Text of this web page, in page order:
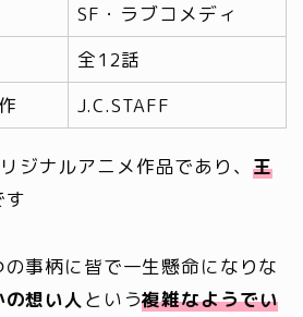
SF・ラブコメディ
全12話
J.C.STAFF
ジナルアニメ作品であり、 王
す
事柄に皆で一生懸命になりな
想い人 という複雑なようでい